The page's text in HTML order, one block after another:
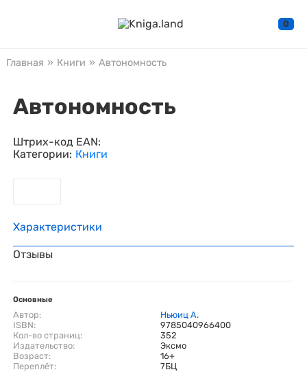
0
Главная » Книги » Автономность
Автономность
Штрих-код EAN:
Категории: Книги
Характеристики
Отзывы
Основные
Автор:
Ньюиц А.
ISBN:
9785040966400
Кол-во страниц:
352
Издательство:
Эксмо
Возраст:
16+
Переплёт:
7БЦ